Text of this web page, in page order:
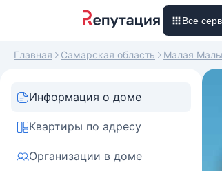
Все
Главная Самарская область Малая
Информация о доме
Квартиры по адресу
Организации в доме